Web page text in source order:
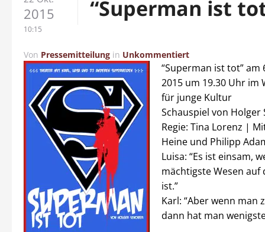
2015
10:15
“Superman ist
Von Pressemitteilung in Unkommentiert
“Superman ist tot” am
2015 um 19.30 Uhr im
für junge Kultur
Schauspiel von
Regie: Tina Lorenz |
Heine und Philipp
Luisa: “Es ist einsam,
mächtigste Wesen auf
ist.”
Karl: “Aber wenn man
dann hat man